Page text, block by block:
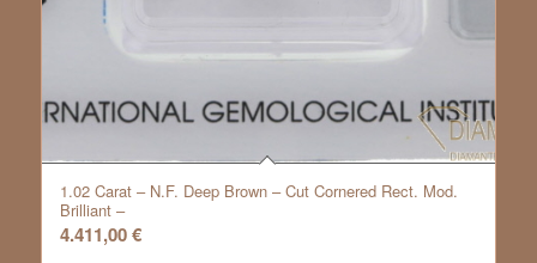
1.02 Carat – N.F. Deep Brown – Cut Cornered Rect. Mod.
Brilliant –
4.411,00€